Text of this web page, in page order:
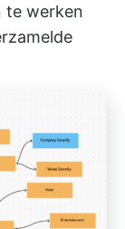
te werken